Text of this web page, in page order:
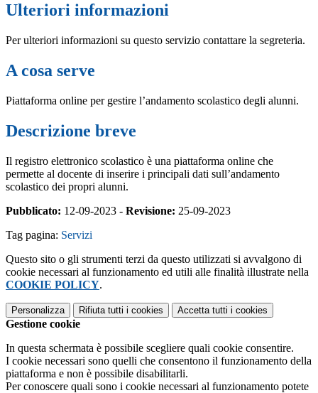
Ulteriori informazioni
Per ulteriori informazioni su questo servizio contattare la segreteria.
A cosa serve
Piattaforma online per gestire l’andamento scolastico degli alunni.
Descrizione breve
Il registro elettronico scolastico è una piattaforma online che
permette al docente di inserire i principali dati sull’andamento
scolastico dei propri alunni.
Pubblicato: 12-09-2023 - Revisione: 25-09-2023
Tag pagina: Servizi
Questo sito o gli strumenti terzi da questo utilizzati si avvalgono di
cookie necessari al funzionamento ed utili alle finalità illustrate nella
COOKIE POLICY.
Personalizza Rifiuta tutti i cookies Accetta tutti i cookies
Gestione cookie
In questa schermata è possibile scegliere quali cookie consentire.
I cookie necessari sono quelli che consentono il funzionamento della
piattaforma e non è possibile disabilitarli.
Per conoscere quali sono i cookie necessari al funzionamento potete